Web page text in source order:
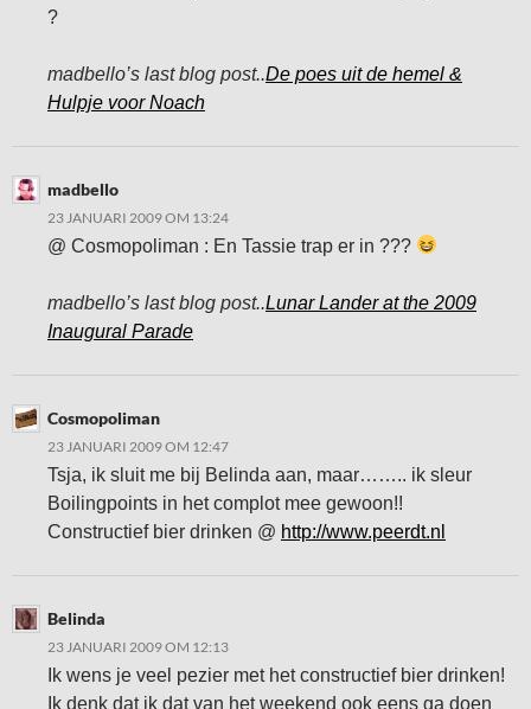
?
madbello’s last blog post..De poes uit de hemel &
Hulpje voor Noach
madbello
23 JANUARI 2009 OM 13:24
@ Cosmopoliman : En Tassie trap er in ???
madbello’s last blog post..Lunar Lander at the 2009
Inaugural Parade
Cosmopoliman
23 JANUARI 2009 OM 12:47
Tsja, ik sluit me bij Belinda aan, maar…….. ik sleur
Boilingpoints in het complot mee gewoon!!
Constructief bier drinken @ http://www.peerdt.nl
Belinda
23 JANUARI 2009 OM 12:13
Ik wens je veel pezier met het constructief bier drinken!
Ik denk dat ik dat van het weekend ook eens ga doen